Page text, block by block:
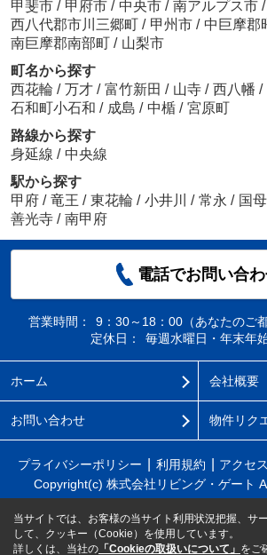
甲斐市 / 甲府市 / 中央市 / 南アルプス市 /
西八代郡市川三郷町 / 甲州市 / 中巨摩郡
南巨摩郡南部町 / 山梨市
町名から探す
西花輪 / 万才 / 富竹新田 / 山寺 / 西八幡 /
石和町小石和 / 成島 / 中楯 / 宮原町
路線から探す
身延線 / 中央線
駅から探す
甲府 / 竜王 / 東花輪 / 小井川 / 常永 / 国母
善光寺 / 南甲府
電話でお問い合
営業時間：
9：30～18：00（あなたのご
定休日：
毎週水曜日・年末年
ホーム 会社概要
お問い合わせ 物件リク
プライバシーポリシー 利用規約 アクセ
Copyright(c) 株式会社リビング・ゲート
当サイトでは、お客様の当サイト利用状況把握、サ
して、クッキー（Cookie）を使用しています。
詳しくは、当社の 「Cookieの取扱いについて」 をご